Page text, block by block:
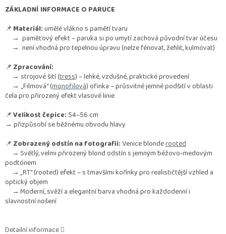
ZÁKLADNÍ INFORMACE O PARUCE
📌Materiál:umělé vlákno s pamětí tvaru
→ paměťový efekt – paruka si po umytí zachová původní tvar účesu
→ není vhodná pro tepelnou úpravu (nelze fénovat, žehlit, kulmovat)
📌Zpracování:
→ strojové šití (tress) – lehké, vzdušné, praktické provedení
→ „Filmová“ (monofilová) ofinka – průsvitné jemné podšití v oblasti
čela pro přirozený efekt vlasové linie
📌Velikost čepice: 54–56 cm
→ přizpůsobí se běžnému obvodu hlavy
📌Zobrazený odstín na fotografii: Venice blonderooted
→ Světlý, velmi přirozený blond odstín s jemným béžovo-medovým
podtónem
→ „RT“ (rooted) efekt – s tmavšími kořínky pro realističtější vzhled a
optický objem
→ Moderní, svěží a elegantní barva vhodná pro každodenní i
slavnostní nošení
Detailní informace